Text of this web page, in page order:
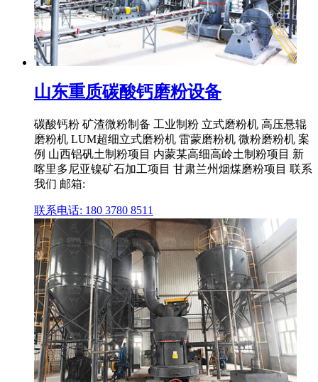
山东重质碳酸钙磨粉设备
碳酸钙粉 矿渣微粉制备 工业制粉 立式磨粉机 高压悬辊
磨粉机 LUM超细立式磨粉机 雷蒙磨粉机 微粉磨粉机 案
例 山西铝矾土制粉项目 内蒙某高细高岭土制粉项目 新
喀里多尼亚镍矿石加工项目 甘肃兰州烟煤磨粉项目 联系
我们 邮箱:
联系电话: 180 3780 8511